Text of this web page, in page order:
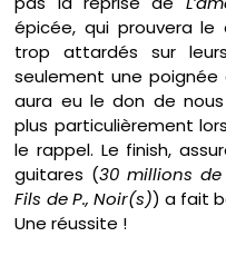
épicée, qui prouvera le
trop attardés sur
seulement une poignée
aura eu le don de
plus particulièrement
le rappel. Le finish,
guitares (30 millions de
Fils de P., Noir(s)) a fait
Une réussite !